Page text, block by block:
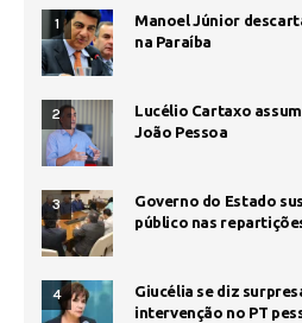
1
Manoel Júnior
na Paraíba
2
Lucélio Cartaxo
João Pessoa
3
Governo do Estado
público nas
4
Giucélia se diz
intervenção no PT